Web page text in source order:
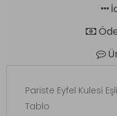
Pariste Eyfel Kulesi
Tablo